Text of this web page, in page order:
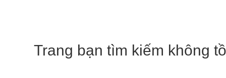
Trang bạn tìm kiếm không
HÀNG HÓA